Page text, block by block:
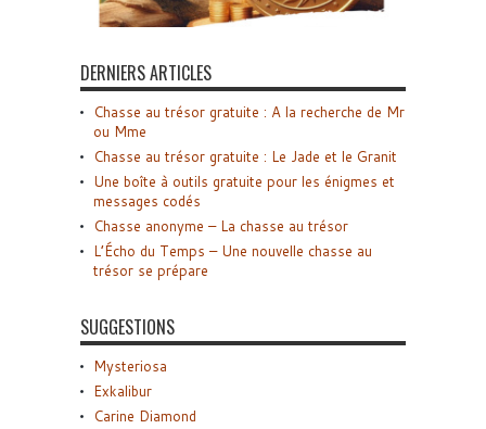
DERNIERS ARTICLES
Chasse au trésor gratuite : A la recherche de Mr
ou Mme
Chasse au trésor gratuite : Le Jade et le Granit
Une boîte à outils gratuite pour les énigmes et
messages codés
Chasse anonyme – La chasse au trésor
L’Écho du Temps – Une nouvelle chasse au
trésor se prépare
SUGGESTIONS
Mysteriosa
Exkalibur
Carine Diamond